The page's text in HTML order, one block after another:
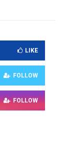
LIKE
FOLLOW
FOLLOW